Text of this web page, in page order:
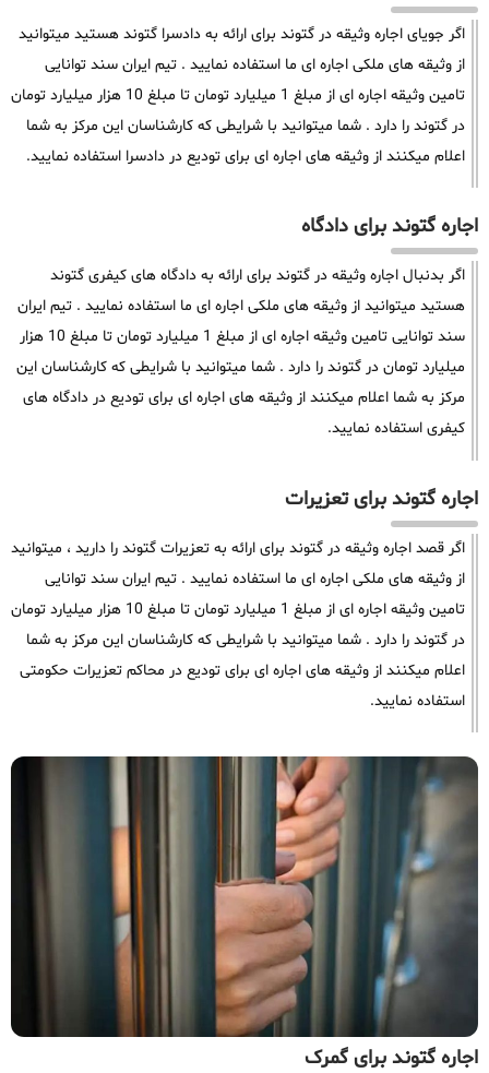
اگر جویای اجاره وثیقه در گتوند برای ارائه به دادسرا گتوند هستید میتوانید
از وثیقه های ملکی اجاره ای ما استفاده نمایید . تیم ایران سند توانایی
تامین وثیقه اجاره ای از مبلغ 1 میلیارد تومان تا مبلغ 10 هزار میلیارد تومان
در گتوند را دارد . شما میتوانید با شرایطی که کارشناسان این مرکز به شما
اعلام میکنند از وثیقه های اجاره ای برای تودیع در دادسرا استفاده نمایید.
اجاره گتوند برای دادگاه
اگر بدنبال اجاره وثیقه در گتوند برای ارائه به دادگاه های کیفری گتوند
هستید میتوانید از وثیقه های ملکی اجاره ای ما استفاده نمایید . تیم ایران
سند توانایی تامین وثیقه اجاره ای از مبلغ 1 میلیارد تومان تا مبلغ 10 هزار
میلیارد تومان در گتوند را دارد . شما میتوانید با شرایطی که کارشناسان این
مرکز به شما اعلام میکنند از وثیقه های اجاره ای برای تودیع در دادگاه های
کیفری استفاده نمایید.
اجاره گتوند برای تعزیرات
اگر قصد اجاره وثیقه در گتوند برای ارائه به تعزیرات گتوند را دارید ، میتوانید
از وثیقه های ملکی اجاره ای ما استفاده نمایید . تیم ایران سند توانایی
تامین وثیقه اجاره ای از مبلغ 1 میلیارد تومان تا مبلغ 10 هزار میلیارد تومان
در گتوند را دارد . شما میتوانید با شرایطی که کارشناسان این مرکز به شما
اعلام میکنند از وثیقه های اجاره ای برای تودیع در محاکم تعزیرات حکومتی
استفاده نمایید.
اجاره گتوند برای گمرک